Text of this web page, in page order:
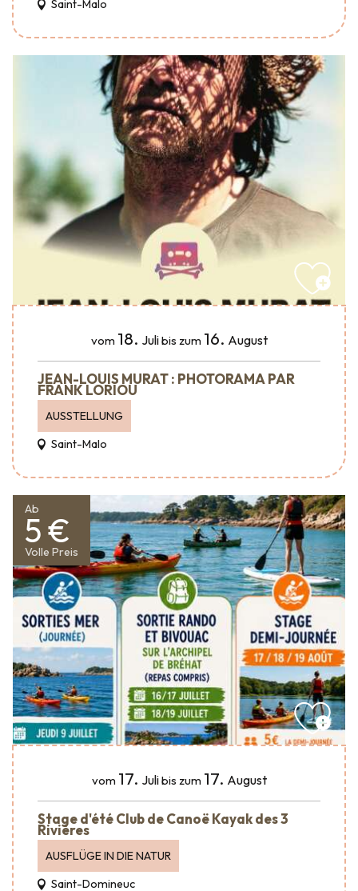
Saint-Malo
vom 18. Julibis zum 16. August
JEAN-LOUIS MURAT : PHOTORAMA PAR
FRANK LORIOU
AUSSTELLUNG
Saint-Malo
Ab
5 €
Volle Preis
vom 17. Julibis zum 17. August
Stage d'été Club de Canoë Kayak des 3
Rivières
AUSFLÜGE IN DIE NATUR
Saint-Domineuc